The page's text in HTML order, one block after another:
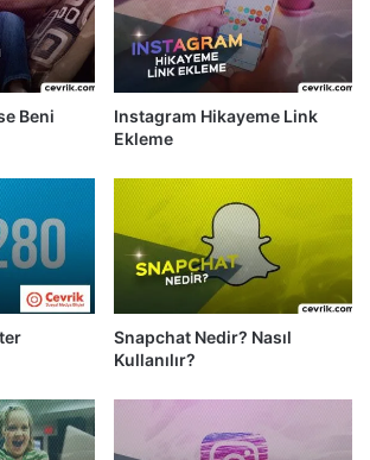
Beni
Instagram Hikayeme Link
Ekleme
Snapchat Nedir? Nasıl
Kullanılır?